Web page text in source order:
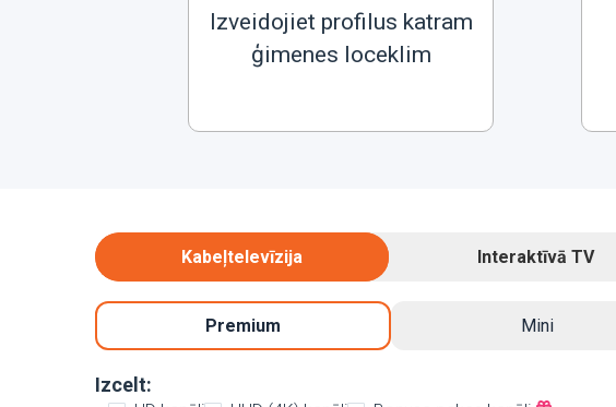
Izveidojiet profilus katram
ģimenes loceklim
Kabeļtelevīzija Interaktīvā TV
Premium Mini
Izcelt: